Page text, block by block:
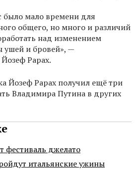
было мало времени для
общего, но много и различий
над изменением
и бровей», —
Рарах.
Йозеф Рарах получил ещё три
Владимира Путина в других
фестиваль джелато
итальянские ужины